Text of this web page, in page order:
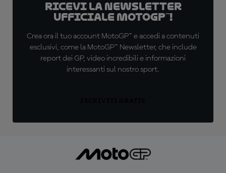
Ricevi la newsletter
ufficiale MotoGP™!
Crea ora il tuo account MotoGP™ e accedi a contenuti
esclusivi, come la MotoGP™ Newsletter, che include
report dei GP, video incredibili e informazioni
interessanti sul nostro sport.